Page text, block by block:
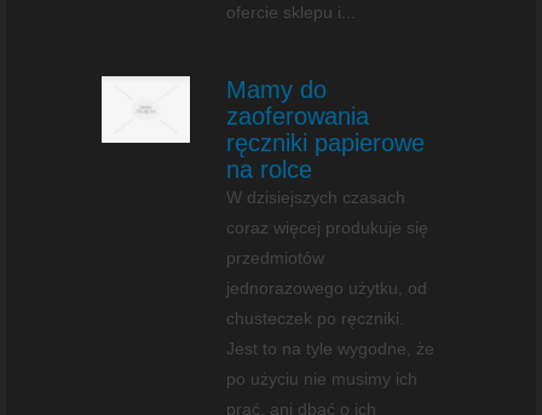
ofercie sklepu i...
Mamy do
zaoferowania
ręczniki papierowe
na rolce
W dzisiejszych czasach
coraz więcej produkuje się
przedmiotów
jednorazowego użytku, od
chusteczek po ręczniki.
Jest to na tyle wygodne, że
po użyciu nie musimy ich
prać, ani dbać o ich